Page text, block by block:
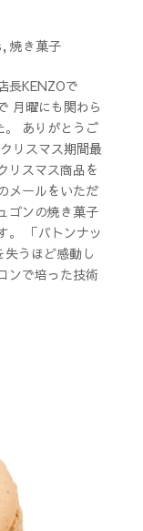
, 焼き菓子
長KENZOで
月曜にも関わら
。 ありがとうご
リスマス期間最
リスマス商品を
メールをいただ
ゴンの焼き菓子
。 「バトンナッ
うほど感動し
ンで培った技術